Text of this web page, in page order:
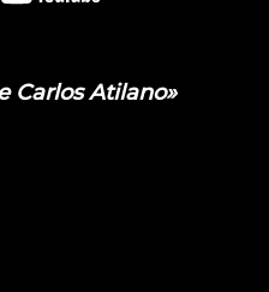
Carlos Atilano»